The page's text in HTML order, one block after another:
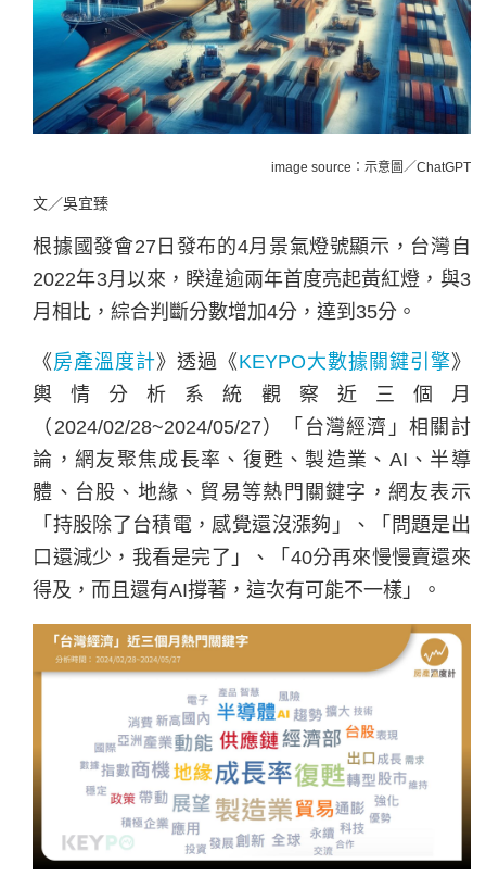
image source：示意圖／ChatGPT
文／吳宜臻
根據國發會27日發布的4月景氣燈號顯示，台灣自
2022年3月以來，睽違逾兩年首度亮起黃紅燈，與3
月相比，綜合判斷分數增加4分，達到35分。
《房產溫度計》透過 《KEYPO大數據關鍵引擎》
輿情分析系統觀察近三個月
（2024/02/28~2024/05/27）「台灣經濟」相關討
論，網友聚焦成長率、復甦、製造業、AI、半導
體、台股、地緣、貿易等熱門關鍵字，網友表示
「持股除了台積電，感覺還沒漲夠」、「問題是出
口還減少，我看是完了」、「40分再來慢慢賣還來
得及，而且還有AI撐著，這次有可能不一樣」。